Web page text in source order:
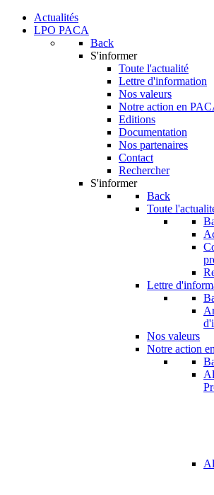
Actualités
LPO PACA
Back
S'informer
Toute l'actualité
Lettre d'information
Nos valeurs
Notre action en
Editions
Documentation
Nos partenaires
Contact
Rechercher
S'informer
Back
Toute
Lettre
Nos valeurs
Notre action